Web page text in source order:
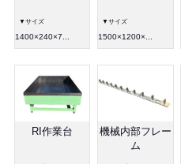
▼サイズ
1400×240×7...
▼サイズ
1500×1200×...
RI作業台
機械内部フレー
ム